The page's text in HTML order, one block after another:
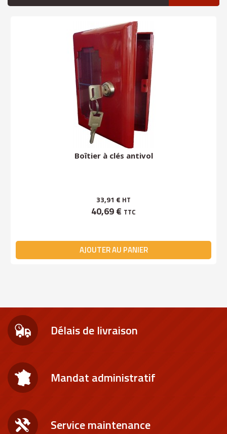
Boîtier à clés antivol
33,91 € HT
40,69 € TTC
AJOUTER AU PANIER
Délais de livraison
Mandat administratif
Service maintenance